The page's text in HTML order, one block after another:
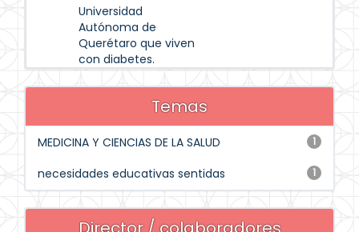
Universidad
Autónoma de
Querétaro que viven
con diabetes.
Temas
1
MEDICINA Y CIENCIAS DE LA SALUD
1
necesidades educativas sentidas